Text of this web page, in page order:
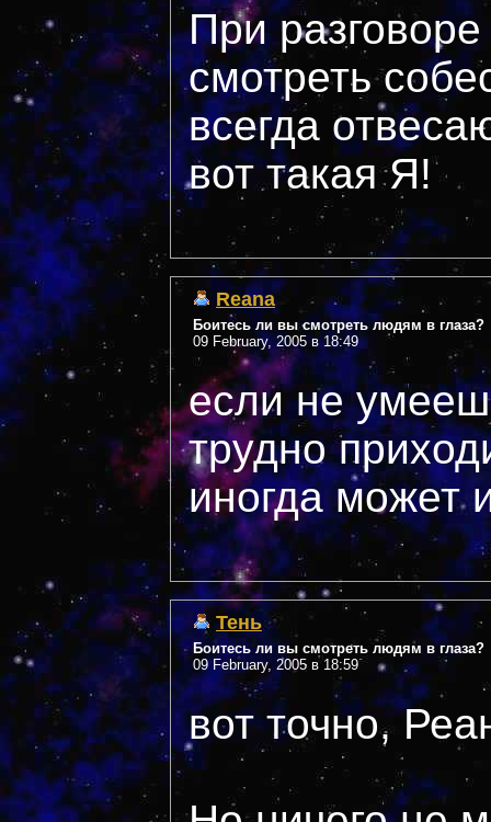
При
смотреть
всегда
вот такая Я!
Reana
Боитесь ли вы смотреть людям в глаза?
09 February, 2005 в 18:49
если не
трудно
иногда может
Тень
Боитесь ли вы смотреть людям в глаза?
09 February, 2005 в 18:59
вот точно,